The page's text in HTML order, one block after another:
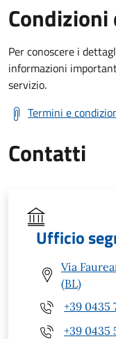
Per conoscere i
informazioni
servizio.
Termini e
Contatti
Ufficio
Via
(BL)
+39 0435
+39 0435